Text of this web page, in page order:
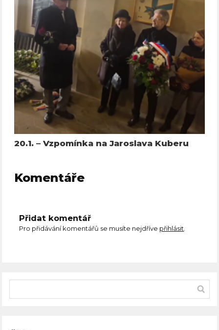
20.1. – Vzpomínka na Jaroslava Kuberu
Komentáře
Přidat komentář
Pro přidávání komentářů se musíte nejdříve přihlásit